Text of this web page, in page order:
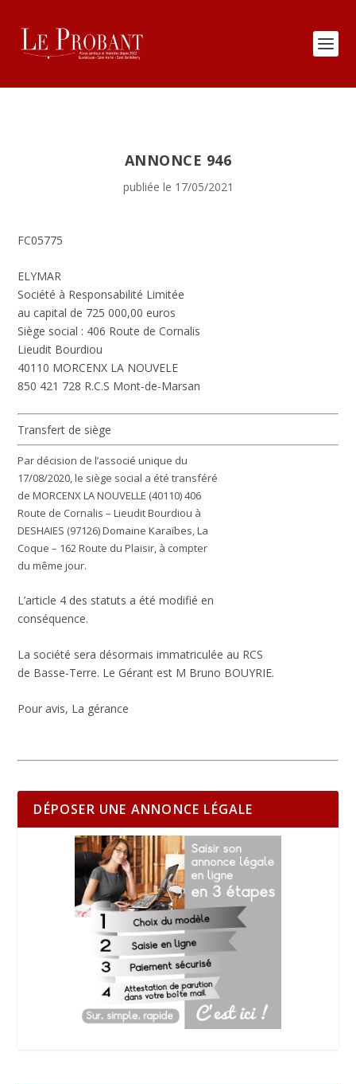
ANNONCE 946
publiée le 17/05/2021
FC05775
ELYMAR
Société à Responsabilité Limitée
au capital de 725 000,00 euros
Siège social : 406 Route de Cornalis
Lieudit Bourdiou
40110 MORCENX LA NOUVELE
850 421 728 R.C.S Mont-de-Marsan
Transfert de siège
Par décision de l’associé unique du
17/08/2020, le siège social a été transféré
de MORCENX LA NOUVELLE (40110) 406
Route de Cornalis – Lieudit Bourdiou à
DESHAIES (97126) Domaine Karaïbes, La
Coque – 162 Route du Plaisir, à compter
du même jour.
L’article 4 des statuts a été modifié en
conséquence.
La société sera désormais immatriculée au RCS
de Basse-Terre. Le Gérant est M Bruno BOUYRIE.
Pour avis, La gérance
DÉPOSER UNE ANNONCE LÉGALE